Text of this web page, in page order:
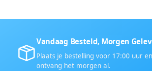
Vandaag Besteld, Morgen
Plaats je bestelling voor 17:00 uur en
ontvang het morgen al.